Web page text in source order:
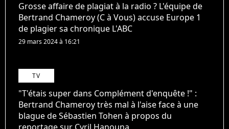
Grosse affaire de plagiat à la radio ? L'équipe de
Bertrand Chameroy (C à Vous) accuse Europe 1
de plagier sa chronique L'ABC
29 mars 2024 à 16:21
TV
"T'étais super dans Complément d'enquête !" :
Bertrand Chameroy très mal à l'aise face à une
blague de Sébastien Tohen à propos du